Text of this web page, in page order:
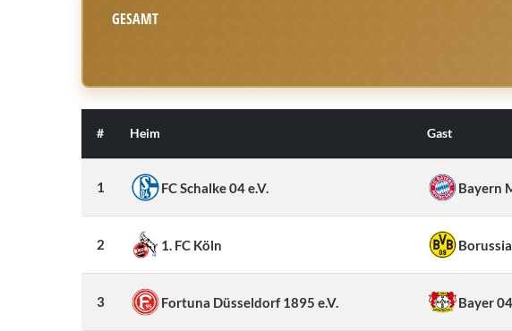
GESAMT
# Heim Gast
1 FC Schalke 04 e.V. Bayern
2 1. FC Köln
3 Fortuna Düsseldorf 1895 e.V. Bayer